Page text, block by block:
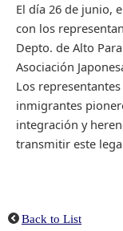
El día 26 de junio,
con los
Depto. de Alto
Asociación
Los
inmigrantes
integración y
transmitir este
Back to List